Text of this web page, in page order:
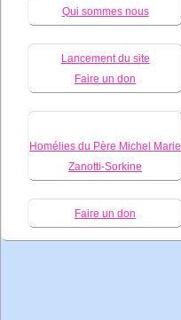
Qui sommes nous
Lancement du site
Faire un don
Homélies du Père Michel Marie
Zanotti-Sorkine
Faire un don